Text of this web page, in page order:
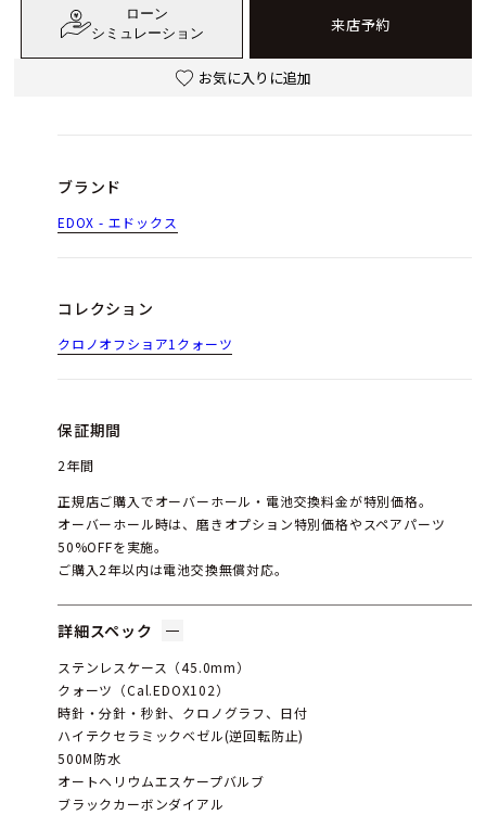
ローン
シミュレーション
来店予約
お気に入りに追加
ブランド
EDOX - エドックス
コレクション
クロノオフショア1クォーツ
保証期間
2年間
正規店ご購入でオーバーホール・電池交換料金が特別価格。
オーバーホール時は、磨きオプション特別価格やスペアパーツ
50%OFFを実施。
ご購入2年以内は電池交換無償対応。
詳細スペック
ステンレスケース（45.0mm）
クォーツ（Cal.EDOX102）
時針・分針・秒針、クロノグラフ、日付
ハイテクセラミックベゼル(逆回転防止)
500M防水
オートヘリウムエスケープバルブ
ブラックカーボンダイアル